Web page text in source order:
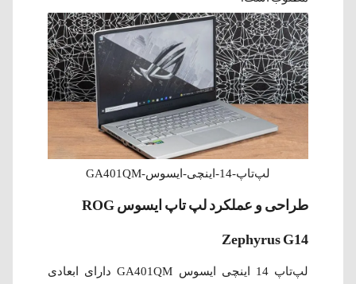
لپ‌تاپ-14-اینچی-ایسوس-GA401QM
طراحی و عملکرد لپ تاپ ایسوس ROG
Zephyrus G14
لپ‌تاپ 14 اینچی ایسوس GA401QM دارای ابعادی